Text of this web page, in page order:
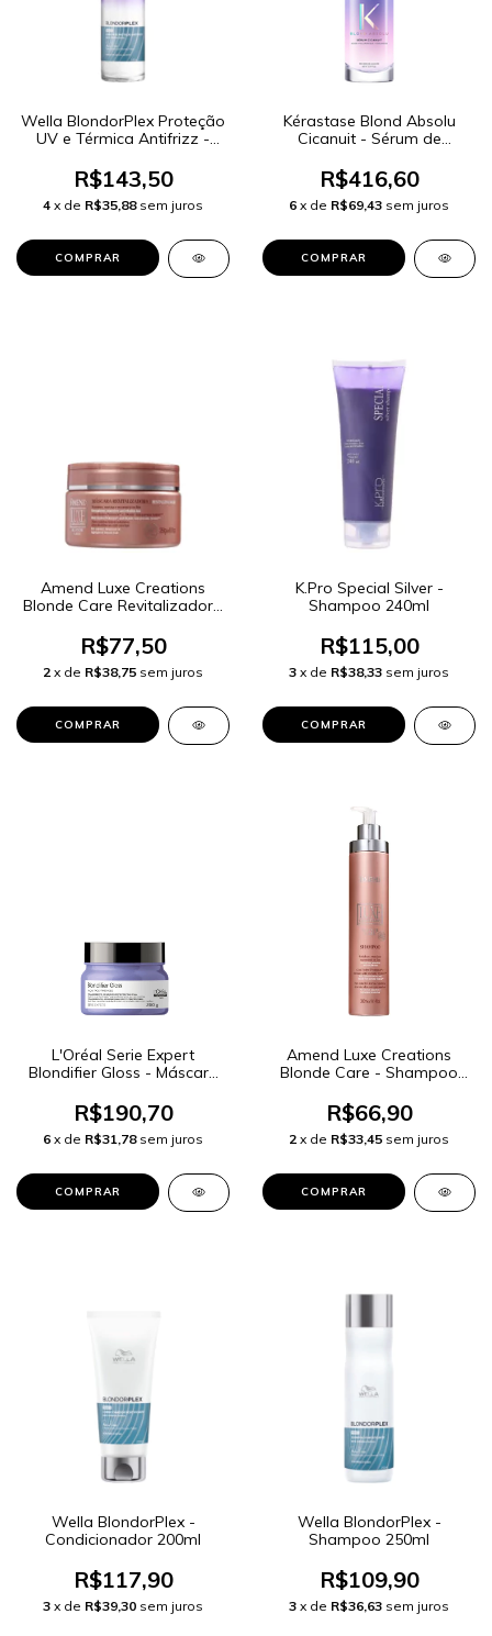
Wella BlondorPlex Proteção
UV e Térmica Antifrizz -
R$143,50
4 x de R$35,88 sem juros
Kérastase Blond Absolu
Cicanuit - Sérum de
R$416,60
6 x de R$69,43 sem juros
Amend Luxe Creations
Blonde Care Revitalizadora
R$77,50
2 x de R$38,75 sem juros
K.Pro Special Silver -
Shampoo 240ml
R$115,00
3 x de R$38,33 sem juros
L'Oréal Serie Expert
Blondifier Gloss - Máscara
R$190,70
6 x de R$31,78 sem juros
Amend Luxe Creations
Blonde Care - Shampoo
R$66,90
2 x de R$33,45 sem juros
Wella BlondorPlex -
Condicionador 200ml
R$117,90
3 x de R$39,30 sem juros
Wella BlondorPlex -
Shampoo 250ml
R$109,90
3 x de R$36,63 sem juros